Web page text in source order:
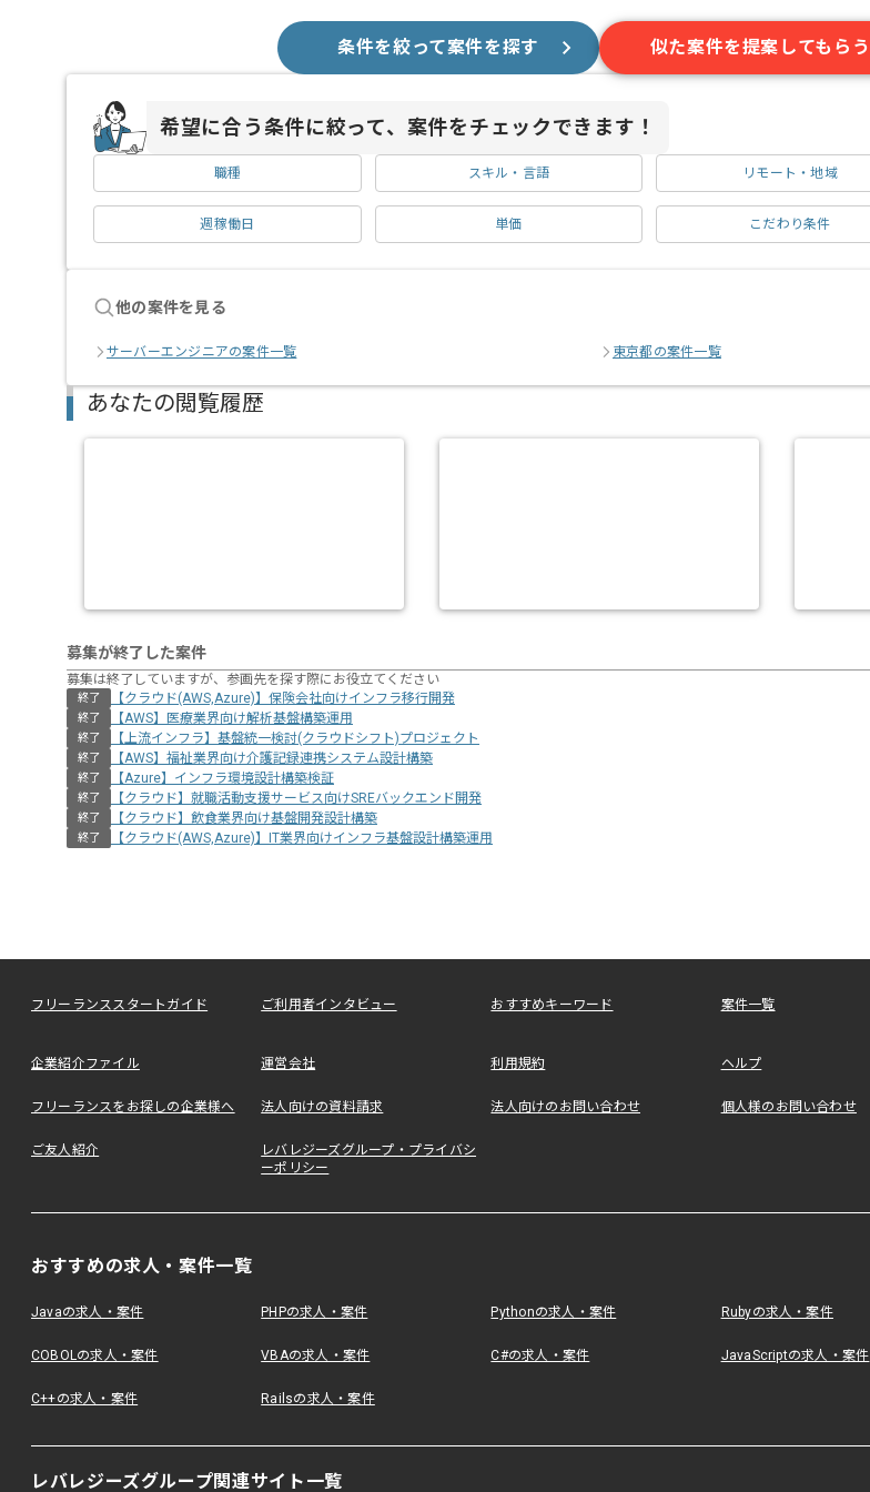
条件を絞って案件を探す 似た案件を提案してもらう
希望に合う条件に絞って、案件をチェックできます！
職種 スキル・言語 リモート・地域
週稼働日 単価 こだわり条件
他の案件を見る
サーバーエンジニアの案件一覧 東京都の案件一覧
あなたの閲覧履歴
募集が終了した案件
募集は終了していますが、参画先を探す際にお役立てください
終了 【クラウド(AWS,Azure)】保険会社向けインフラ移行開発
終了 【AWS】医療業界向け解析基盤構築運用
終了 【上流インフラ】基盤統一検討(クラウドシフト)プロジェクト
終了 【AWS】福祉業界向け介護記録連携システム設計構築
終了 【Azure】インフラ環境設計構築検証
終了 【クラウド】就職活動支援サービス向けSREバックエンド開発
終了 【クラウド】飲食業界向け基盤開発設計構築
終了 【クラウド(AWS,Azure)】IT業界向けインフラ基盤設計構築運用
フリーランススタートガイド ご利用者インタビュー おすすめキーワード 案件一覧
企業紹介ファイル 運営会社 利用規約 ヘルプ
フリーランスをお探しの企業様へ 法人向けの資料請求 法人向けのお問い合わせ 個人様のお問い合わせ
ご友人紹介
レバレジーズグループ・プライバシ
ーポリシー
おすすめの求人・案件一覧
Javaの求人・案件 PHPの求人・案件 Pythonの求人・案件 Rubyの求人・案件
COBOLの求人・案件 VBAの求人・案件 C#の求人・案件 JavaScriptの求人・案件
C++の求人・案件 Railsの求人・案件
レバレジーズグループ関連サイト一覧